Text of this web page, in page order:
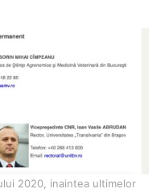
2020, inaintea ultimelor